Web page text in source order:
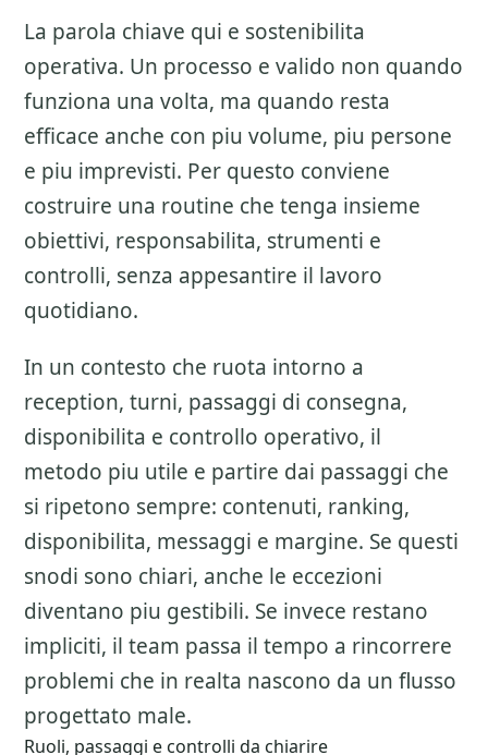
La parola chiave qui e sostenibilita
operativa. Un processo e valido non quando
funziona una volta, ma quando resta
efficace anche con piu volume, piu persone
e piu imprevisti. Per questo conviene
costruire una routine che tenga insieme
obiettivi, responsabilita, strumenti e
controlli, senza appesantire il lavoro
quotidiano.
In un contesto che ruota intorno a
reception, turni, passaggi di consegna,
disponibilita e controllo operativo, il
metodo piu utile e partire dai passaggi che
si ripetono sempre: contenuti, ranking,
disponibilita, messaggi e margine. Se questi
snodi sono chiari, anche le eccezioni
diventano piu gestibili. Se invece restano
impliciti, il team passa il tempo a rincorrere
problemi che in realta nascono da un flusso
progettato male.
Ruoli, passaggi e controlli da chiarire